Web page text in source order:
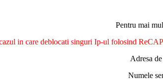
Pentru mai
in care deblocati singuri Ip-ul folosind
Adresa
Numele